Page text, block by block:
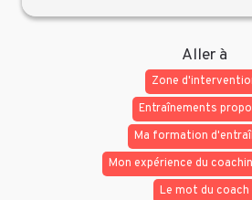
Aller à
Zone
Entraînements
Ma formation
Mon expérience du
Le mot du coach